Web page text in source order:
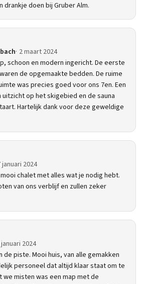
drankje doen bij Gruber Alm.
2 maart 2024
schoon en modern ingericht. De eerste
de opgemaakte bedden. De ruime
was precies goed voor ons 7en. Een
op het skigebied en de sauna
Hartelijk dank voor deze geweldige
januari 2024
chalet met alles wat je nodig hebt.
van ons verblijf en zullen zeker
2024
de piste. Mooi huis, van alle gemakken
personeel dat altijd klaar staat om te
we misten was een map met de